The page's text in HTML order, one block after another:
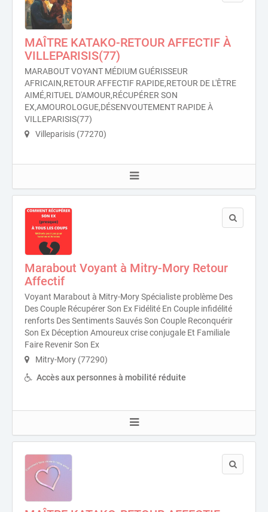
MAÎTRE KATAKO-RETOUR AFFECTIF À
VILLEPARISIS(77)
MARABOUT VOYANT MÉDIUM GUÉRISSEUR
AFRICAIN,RETOUR AFFECTIF RAPIDE,RETOUR DE L'ÊTRE
AIMÉ,RITUEL D'AMOUR,RÉCUPÉRER SON
EX,AMOUROLOGUE,DÉSENVOUTEMENT RAPIDE À
VILLEPARISIS(77)
Villeparisis (77270)
Marabout Voyant à Mitry-Mory Retour
Affectif
Voyant Marabout à Mitry-Mory Spécialiste problème Des
Des Couple Récupérer Son Ex Fidélité En Couple infidélité
renforts Des Sentiments Sauvés Son Couple Reconquérir
Son Ex Déception Amoureux crise conjugale Et Familiale
Faire Revenir Son Ex
Mitry-Mory (77290)
Accès aux personnes à mobilité réduite